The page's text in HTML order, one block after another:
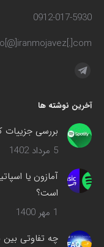
0912-017-5930
مارا در اینجا پیدا کنید:
تلگرام
در
پنجره
جدید
می‌شود
آخرین نوشته ها
بررسی جزییات
5 مرداد 1402
است؟
1 مهر 1400
چه تفاوتی